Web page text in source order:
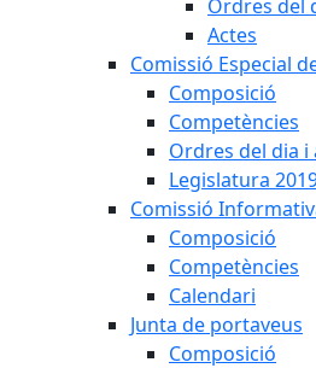
Ordres del
Actes
Comissió Especial
Composició
Competències
Ordres del dia i
Legislatura
Comissió
Composició
Competències
Calendari
Junta de portaveus
Composició